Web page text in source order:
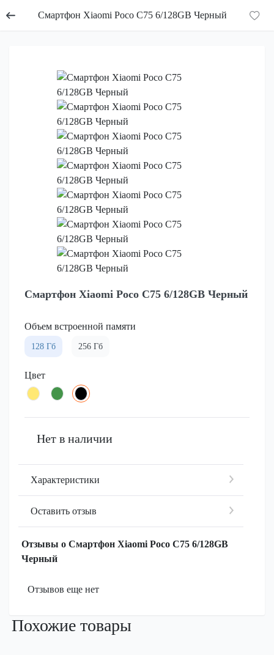
Смартфон Xiaomi Poco C75 6/128GB Черный
Смартфон Xiaomi Poco C75 6/128GB Черный
Объем встроенной памяти
128 Гб 256 Гб
Цвет
Нет в наличии
Характеристики
Оставить отзыв
Отзывы о Смартфон Xiaomi Poco C75 6/128GB
Черный
Отзывов еще нет
Похожие товары